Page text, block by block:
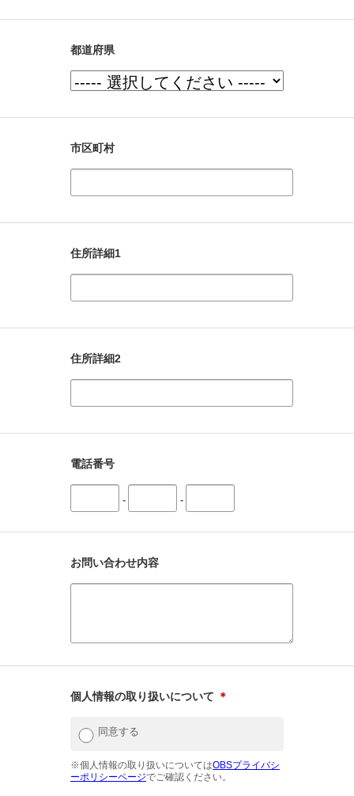
都道府県
市区町村
住所詳細1
住所詳細2
電話番号
- -
お問い合わせ内容
個人情報の取り扱いについて ＊
同意する
※個人情報の取り扱いについてはOBSプライバシ
ーポリシーページでご確認ください。